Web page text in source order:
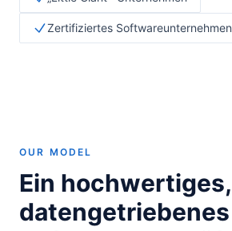
Zertifiziertes Softwareunternehmen
OUR MODEL
Ein hochwertiges,
datengetriebenes